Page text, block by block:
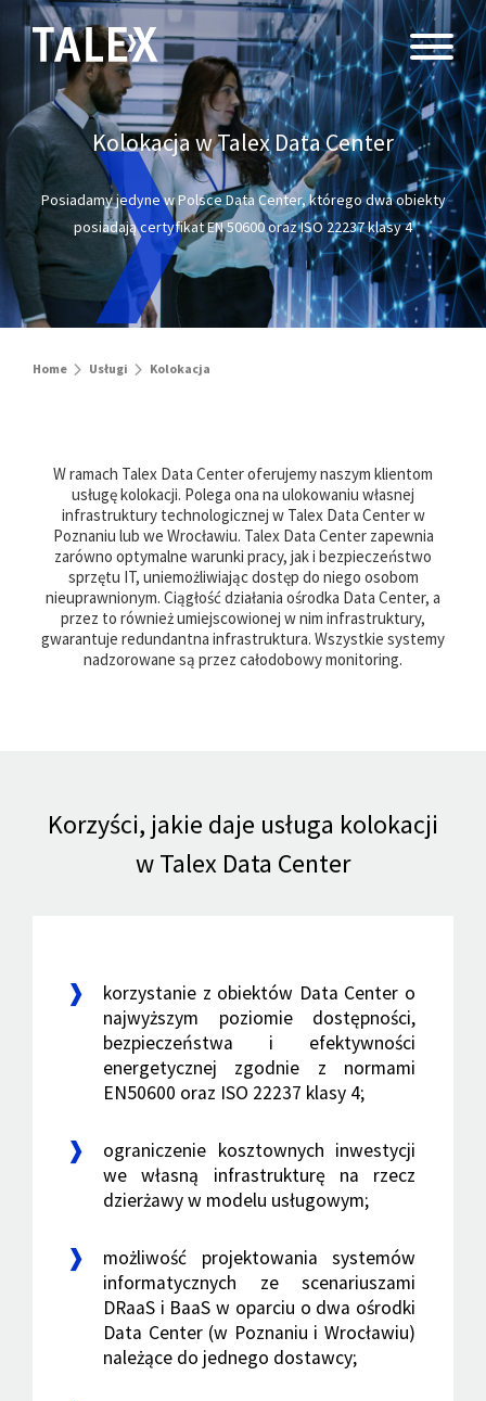
Kolokacja w Talex Data Center
Posiadamy jedyne w Polsce Data Center, którego dwa obiekty
posiadają certyfikat EN 50600 oraz ISO 22237 klasy 4
Home Usługi Kolokacja
W ramach Talex Data Center oferujemy naszym klientom
usługę kolokacji. Polega ona na ulokowaniu własnej
infrastruktury technologicznej w Talex Data Center w
Poznaniu lub we Wrocławiu. Talex Data Center zapewnia
zarówno optymalne warunki pracy, jak i bezpieczeństwo
sprzętu IT, uniemożliwiając dostęp do niego osobom
nieuprawnionym. Ciągłość działania ośrodka Data Center, a
przez to również umiejscowionej w nim infrastruktury,
gwarantuje redundantna infrastruktura. Wszystkie systemy
nadzorowane są przez całodobowy monitoring.
Korzyści, jakie daje usługa kolokacji
w Talex Data Center
korzystanie z obiektów Data Center o
najwyższym poziomie dostępności,
bezpieczeństwa i efektywności
energetycznej zgodnie z normami
EN50600 oraz ISO 22237 klasy 4;
ograniczenie kosztownych inwestycji
we własną infrastrukturę na rzecz
dzierżawy w modelu usługowym;
możliwość projektowania systemów
informatycznych ze scenariuszami
DRaaS i BaaS w oparciu o dwa ośrodki
Data Center (w Poznaniu i Wrocławiu)
należące do jednego dostawcy;